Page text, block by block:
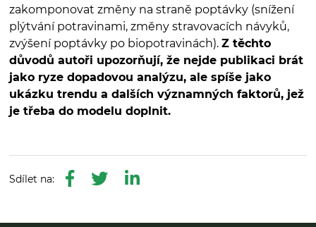
zakomponovat změny na straně poptávky (snížení
plýtvání potravinami, změny stravovacích návyků,
zvýšení poptávky po biopotravinách).Z těchto
důvodů autoři upozorňují, že nejde publikaci brát
jako ryze dopadovou analýzu, ale spíše jako
ukázku trendu a dalších významných faktorů, jež
je třeba do modelu doplnit.